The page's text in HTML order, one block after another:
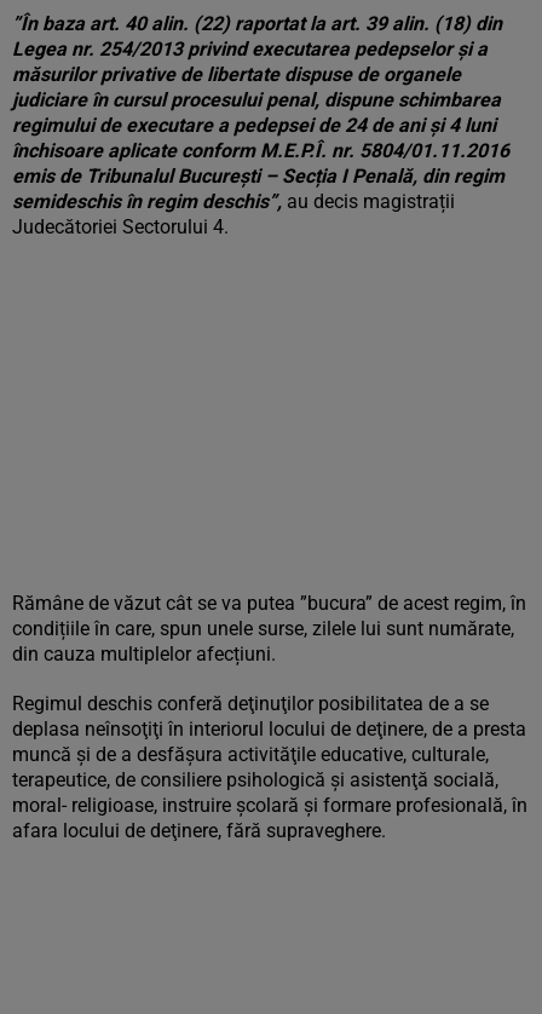
”În baza art. 40 alin. (22) raportat la art. 39 alin. (18) din
Legea nr. 254/2013 privind executarea pedepselor şi a
măsurilor privative de libertate dispuse de organele
judiciare în cursul procesului penal, dispune schimbarea
regimului de executare a pedepsei de 24 de ani și 4 luni
închisoare aplicate conform M.E.P.Î. nr. 5804/01.11.2016
emis de Tribunalul București – Secția I Penală, din regim
semideschis în regim deschis”, au decis magistrații
Judecătoriei Sectorului 4.
Rămâne de văzut cât se va putea ”bucura” de acest regim, în
condițiile în care, spun unele surse, zilele lui sunt numărate,
din cauza multiplelor afecțiuni.
Regimul deschis conferă deţinuţilor posibilitatea de a se
deplasa neînsoţiţi în interiorul locului de deţinere, de a presta
muncă şi de a desfăşura activităţile educative, culturale,
terapeutice, de consiliere psihologică şi asistenţă socială,
moral- religioase, instruire şcolară şi formare profesională, în
afara locului de deţinere, fără supraveghere.